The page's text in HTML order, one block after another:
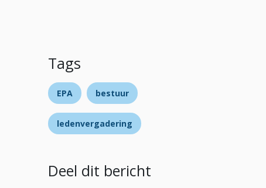
Tags
EPA bestuur
ledenvergadering
Deel dit bericht